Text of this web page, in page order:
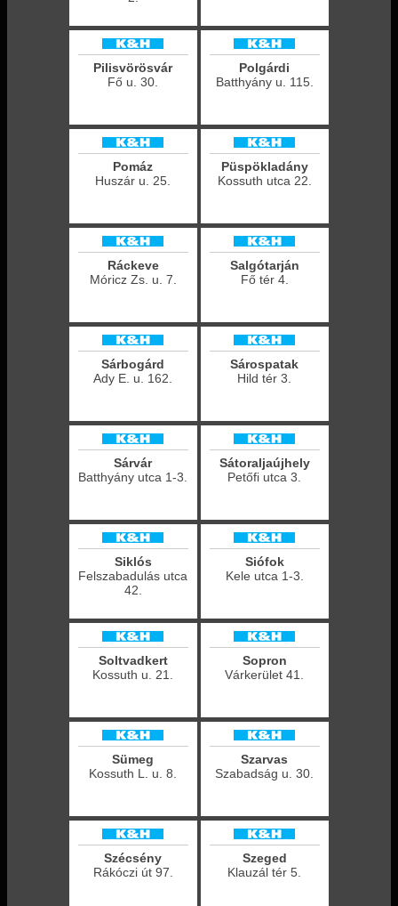
Pilisvörösvár
Fő u. 30.
Polgárdi
Batthyány u. 115.
Pomáz
Huszár u. 25.
Püspökladány
Kossuth utca 22.
Ráckeve
Móricz Zs. u. 7.
Salgótarján
Fő tér 4.
Sárbogárd
Ady E. u. 162.
Sárospatak
Hild tér 3.
Sárvár
Batthyány utca 1-3.
Sátoraljaújhely
Petőfi utca 3.
Siklós
Felszabadulás utca
42.
Siófok
Kele utca 1-3.
Soltvadkert
Kossuth u. 21.
Sopron
Várkerület 41.
Sümeg
Kossuth L. u. 8.
Szarvas
Szabadság u. 30.
Szécsény
Rákóczi út 97.
Szeged
Klauzál tér 5.